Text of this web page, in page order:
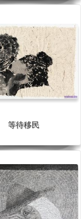
等待移民